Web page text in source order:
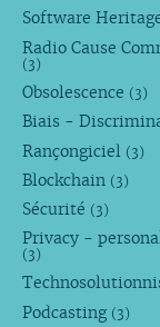
Software
Radio Cause
(3)
Obsolescence (3)
Biais -
Rançongiciel (3)
Blockchain (3)
Sécurité (3)
Privacy -
(3)
Podcasting (3)